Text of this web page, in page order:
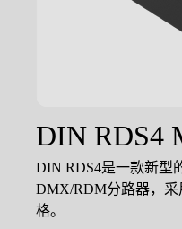
DIN RDS4
DIN RDS4是一款新型
DMX/RDM分路器，
格。